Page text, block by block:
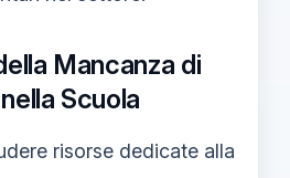
Mancanza di
Scuola
risorse dedicate alla